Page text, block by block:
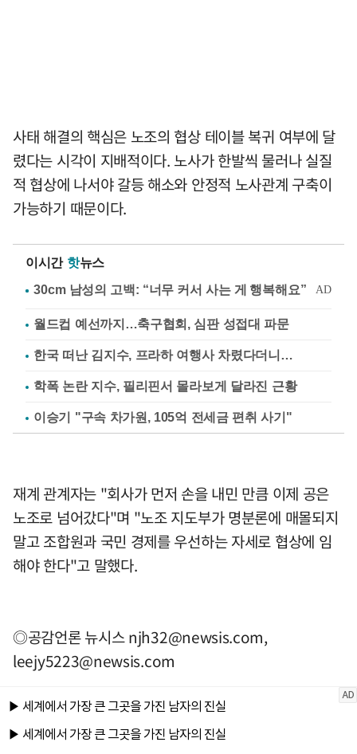
사태 해결의 핵심은 노조의 협상 테이블 복귀 여부에 달
렸다는 시각이 지배적이다. 노사가 한발씩 물러나 실질
적 협상에 나서야 갈등 해소와 안정적 노사관계 구축이
가능하기 때문이다.
이시간 핫뉴스
월드컵 예선까지…축구협회, 심판 성접대 파문
한국 떠난 김지수, 프라하 여행사 차렸다더니…
학폭 논란 지수, 필리핀서 몰라보게 달라진 근황
이승기 "구속 차가원, 105억 전세금 편취 사기"
재계 관계자는 "회사가 먼저 손을 내민 만큼 이제 공은
노조로 넘어갔다"며 "노조 지도부가 명분론에 매몰되지
말고 조합원과 국민 경제를 우선하는 자세로 협상에 임
해야 한다"고 말했다.
◎공감언론 뉴시스njh32@newsis.com,
leejy5223@newsis.com